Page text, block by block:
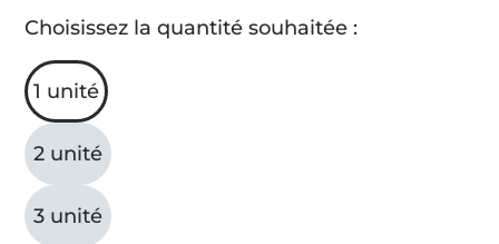
Choisissez la quantité souhaitée :
1 unité
2 unité
3 unité